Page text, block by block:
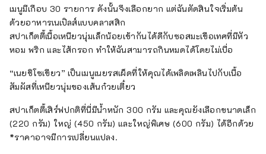
เมนูมีเกือบ 30 รายการ ดังนั้นจึงเลือกยาก แต่ฉันตัดสินใจเริ่มต้น
ด้วยอาหารเนเปิลส์แบบคลาสสิก
สปาเก็ตตี้เนื้อเหนียวนุ่มเล็กน้อยเข้ากันได้ดีกับซอสมะเขือเทศที่มีหัว
หอม พริก และไส้กรอก ทำให้ฉันสามารถกินหมดได้โดยไม่เบื่อ
“เนยชิโซเขียว” เป็นเมนูเนยรสเผ็ดที่ให้คุณได้เพลิดเพลินไปกับเนื้อ
สัมผัสที่เหนียวนุ่มของเส้นก๋วยเตี๋ยว
สปาเก็ตตี้เสิร์ฟปกติที่นี่มีน้ำหนัก 300 กรัม และคุณยังเลือกขนาดเล็ก
(220 กรัม) ใหญ่ (450 กรัม) และใหญ่พิเศษ (600 กรัม) ได้อีกด้วย
*ราคาอาจมีการเปลี่ยนแปลง.